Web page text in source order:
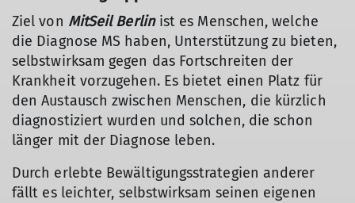
Ziel von MitSeil Berlinist es Menschen, welche
die Diagnose MS haben, Unterstützung zu bieten,
selbstwirksam gegen das Fortschreiten der
Krankheit vorzugehen. Es bietet einen Platz für
den Austausch zwischen Menschen, die kürzlich
diagnostiziert wurden und solchen, die schon
länger mit der Diagnose leben.
Durch erlebte Bewältigungsstrategien anderer
fällt es leichter, selbstwirksam seinen eigenen